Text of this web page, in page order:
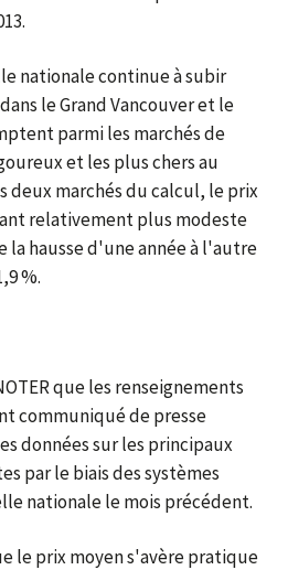
nationale continue à subir
le Grand Vancouver et le
parmi les marchés de
et les plus chers au
deux marchés du calcul, le prix
relativement plus modeste
la hausse d'une année à l'autre
%.
que les renseignements
communiqué de presse
données sur les principaux
par le biais des systèmes
nationale le mois précédent.
le prix moyen s'avère pratique